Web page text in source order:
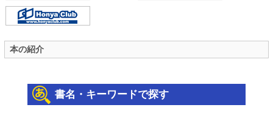
本の紹介
書名・キーワードで探す